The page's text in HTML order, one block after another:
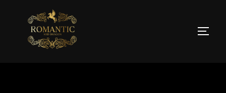
返信先: 来店予告掲示板